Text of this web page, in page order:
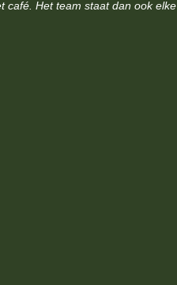
café. Het team staat dan ook elke